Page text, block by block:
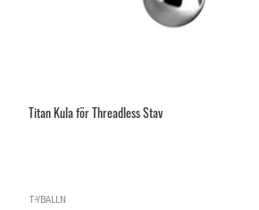
Titan Kula för Threadless Stav
T-YBALLN